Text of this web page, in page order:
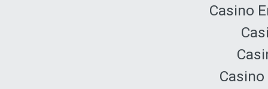
Casino